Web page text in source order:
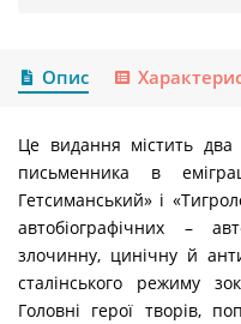
Опис
Це видання містить два
письменника в
Гетсиманський» і
автобіографічних –
злочинну, цинічну й
сталінського режиму
Головні герої творів,